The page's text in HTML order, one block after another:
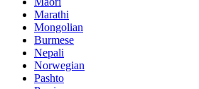
Marathi
Mongolian
Burmese
Nepali
Norwegian
Pashto